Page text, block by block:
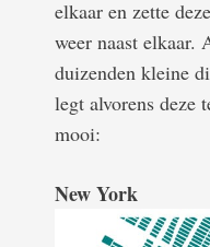
elkaar en zette
weer naast
duizenden kleine
legt alvorens deze
mooi:
New York